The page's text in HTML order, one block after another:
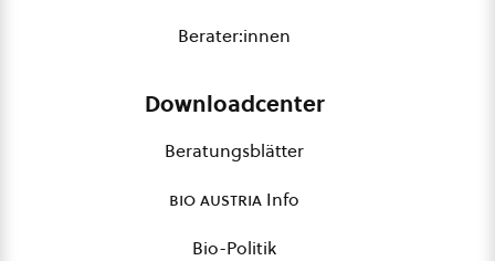
Berater:innen
Downloadcenter
Beratungsblätter
bio austria Info
Bio-Politik